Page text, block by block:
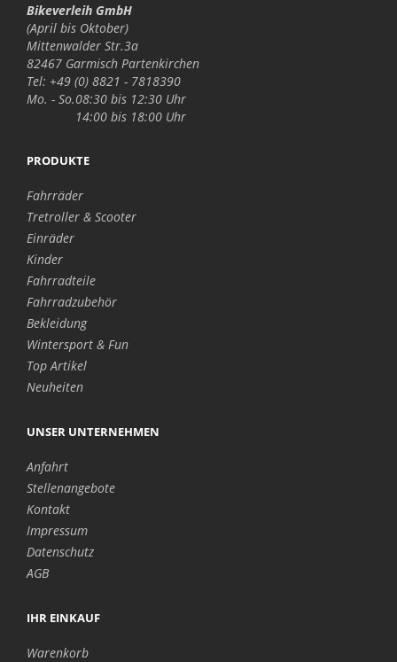
Bikeverleih GmbH
(April bis Oktober)
Mittenwalder Str.3a
82467 Garmisch Partenkirchen
Tel: +49 (0) 8821 - 7818390
Mo. - So.08:30 bis 12:30 Uhr
14:00 bis 18:00 Uhr
PRODUKTE
Fahrräder
Tretroller & Scooter
Einräder
Kinder
Fahrradteile
Fahrradzubehör
Bekleidung
Wintersport & Fun
Top Artikel
Neuheiten
UNSER UNTERNEHMEN
Anfahrt
Stellenangebote
Kontakt
Impressum
Datenschutz
AGB
IHR EINKAUF
Warenkorb